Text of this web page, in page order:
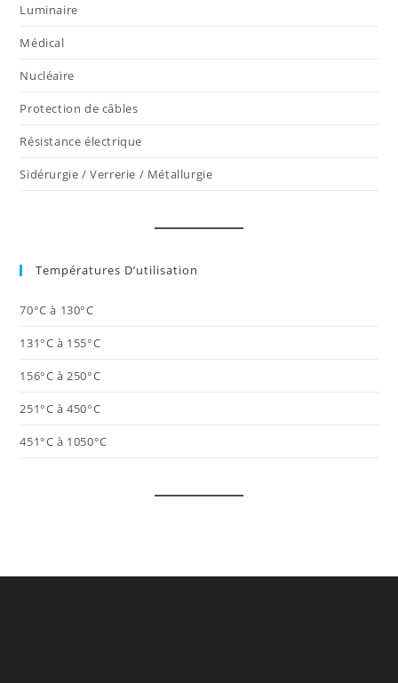
Luminaire
Médical
Nucléaire
Protection de câbles
Résistance électrique
Sidérurgie / Verrerie / Métallurgie
Températures D’utilisation
70°C à 130°C
131°C à 155°C
156°C à 250°C
251°C à 450°C
451°C à 1050°C